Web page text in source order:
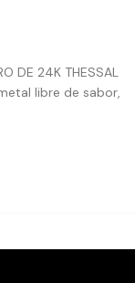
DE 24K THESSAL
libre de sabor,